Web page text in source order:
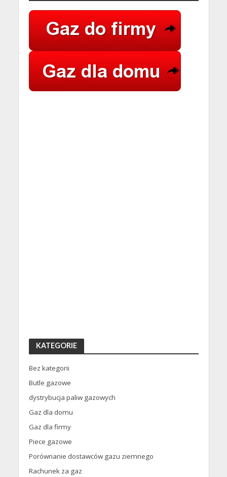
KATEGORIE
Bez kategorii
Butle gazowe
dystrybucja paliw gazowych
Gaz dla domu
Gaz dla firmy
Piece gazowe
Porównanie dostawców gazu ziemnego
Rachunek za gaz